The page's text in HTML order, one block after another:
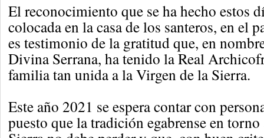
El reconocimiento que se ha hecho estos
colocada en la casa de los santeros, en el
es testimonio de la gratitud que, en
Divina Serrana, ha tenido la Real
familia tan unida a la Virgen de la Sierra.
Este año 2021 se espera contar con
puesto que la tradición egabrense en